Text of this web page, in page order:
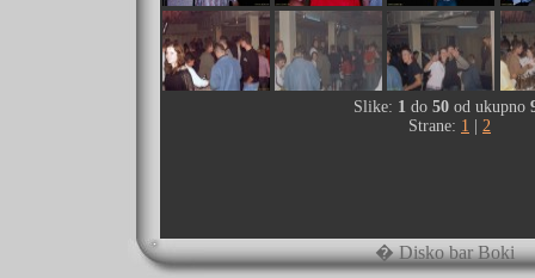
� Disko bar Boki
Slike: 1do 50od ukupno
Strane: 1 2